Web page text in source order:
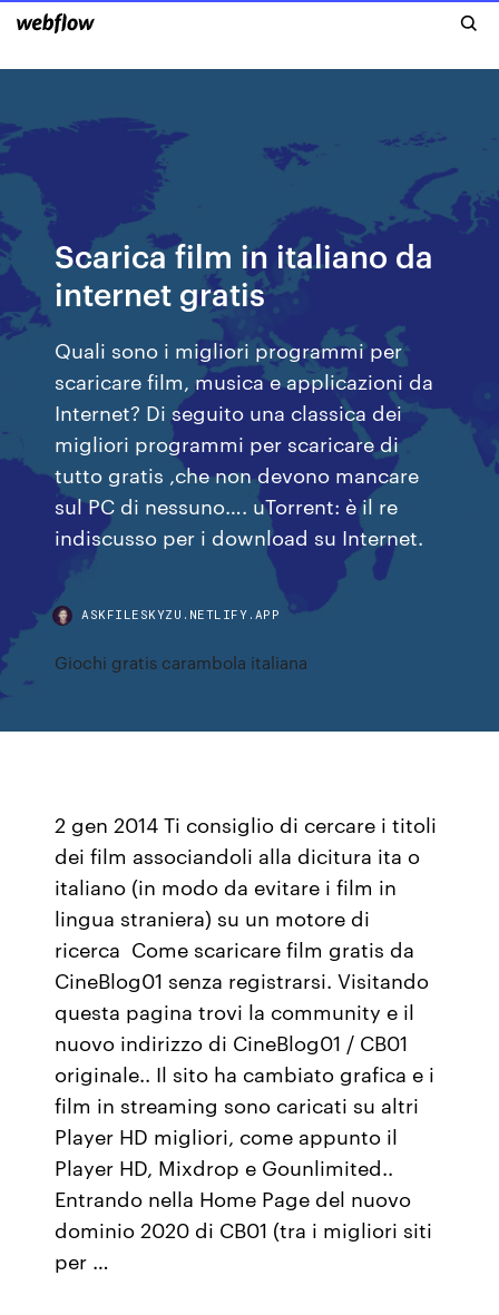
Scarica film in italiano da
internet gratis
Quali sono i migliori programmi per
scaricare film, musica e applicazioni da
Internet? Di seguito una classica dei
migliori programmi per scaricare di
tutto gratis ,che non devono mancare
sul PC di nessuno…. uTorrent: è il re
indiscusso per i download su Internet.
ASKFILESKYZU.NETLIFY.APP
Giochi gratis carambola italiana
2 gen 2014 Ti consiglio di cercare i titoli
dei film associandoli alla dicitura ita o
italiano (in modo da evitare i film in
lingua straniera) su un motore di
ricerca Come scaricare film gratis da
CineBlog01 senza registrarsi. Visitando
questa pagina trovi la community e il
nuovo indirizzo di CineBlog01 / CB01
originale.. Il sito ha cambiato grafica e i
film in streaming sono caricati su altri
Player HD migliori, come appunto il
Player HD, Mixdrop e Gounlimited..
Entrando nella Home Page del nuovo
dominio 2020 di CB01 (tra i migliori siti
per …